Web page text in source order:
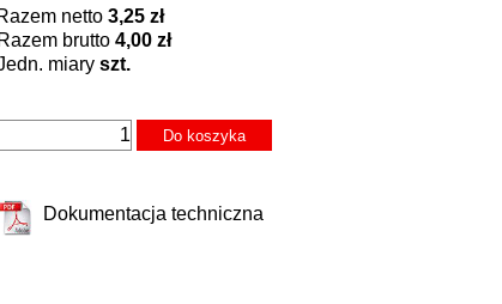
netto 3,25 zł
Razem brutto 4,00 zł
miary szt.
Dokumentacja techniczna
Do koszyka